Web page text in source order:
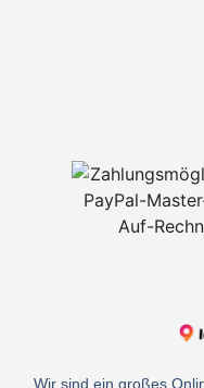
Wir sind ein großes